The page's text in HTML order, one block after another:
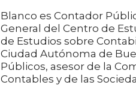
Blanco es Contador
General del Centro de
de Estudios sobre
Ciudad Autónoma de
Públicos, asesor de la
Contables y de las